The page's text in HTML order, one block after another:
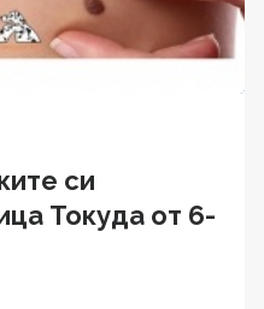
си
Токуда от 6-